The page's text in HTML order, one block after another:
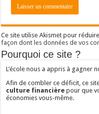
Ce site utilise Akismet pour
façon dont les données de vos
Pourquoi ce site ?
L’école nous a appris à gagner
Afin de combler ce déficit, ce
culture financière pour que
économies vous-même.